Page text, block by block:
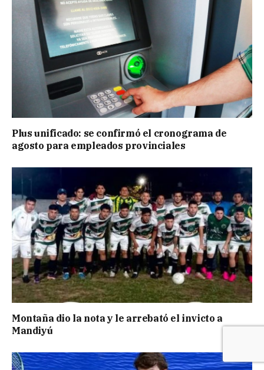
Plus unificado: se confirmó el cronograma de
agosto para empleados provinciales
Montaña dio la nota y le arrebató el invicto a
Mandiyú